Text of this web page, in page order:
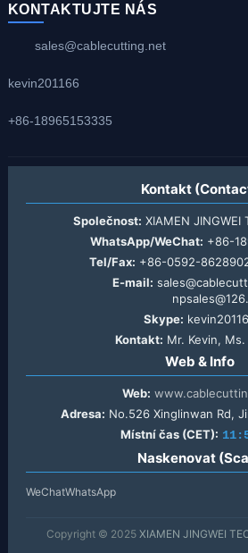
KONTAKTUJTE NÁS
sales@cablecutting.net
kevin201166
+86-18965153335
Kontakt
Společnost: XIAMEN JINGWEI
WhatsApp/WeChat: +86-
Tel/Fax: +86-0592-
E-mail:
Skype:
Kontakt: Mr. Kevin,
Web & Info
Web:
Adresa: No.526 Xinglinwan Rd,
Místní čas (CET):
Naskenovat
WeChatWhatsApp
Copyright © 2025XIAMEN JINGWEI